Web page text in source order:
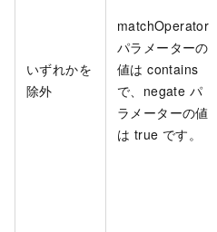
いずれかを
除外
matchOperator
パラメーターの
値は contains
で、negate パ
ラメーターの値
は true です。